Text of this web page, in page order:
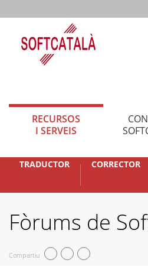
RECURSOS
I SERVEIS
TRADUCTOR CORRECTOR
Fòrums de
Compartiu